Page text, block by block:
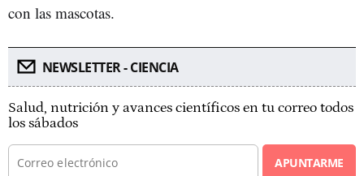
con las mascotas.
NEWSLETTER - CIENCIA
Salud, nutrición y avances científicos en tu correo todos
los sábados
APUNTARME